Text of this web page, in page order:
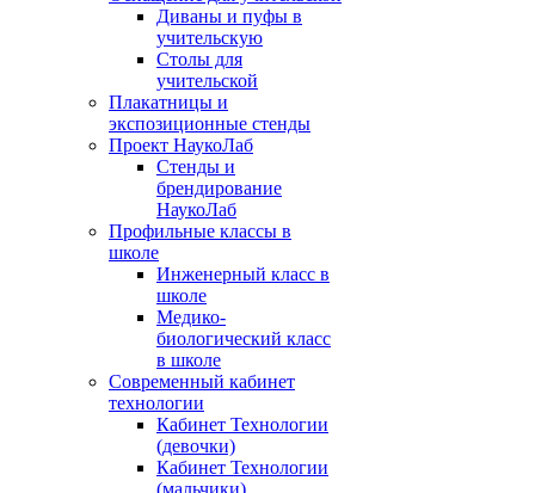
Диваны и пуфы в
учительскую
Столы для
учительской
Плакатницы и
экспозиционные стенды
Проект НаукоЛаб
Стенды и
брендирование
НаукоЛаб
Профильные классы в
школе
Инженерный класс в
школе
Медико-
биологический класс
в школе
Современный кабинет
технологии
Кабинет Технологии
(девочки)
Кабинет Технологии
(мальчики)